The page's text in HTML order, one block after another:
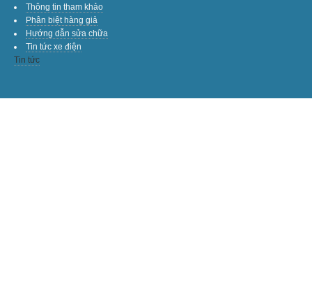
Thông tin tham khảo
Phân biệt hàng giả
Hướng dẫn sửa chữa
Tin tức xe điện
Tin tức